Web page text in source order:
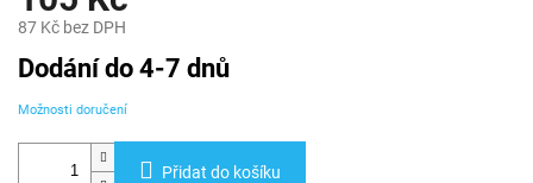
87 Kč bez DPH
Měrná
cena:
Dodání do 4-7 dnů
Možnosti doručení
Přidat do košíku